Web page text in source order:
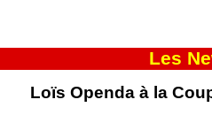
Les
Loïs Openda à la